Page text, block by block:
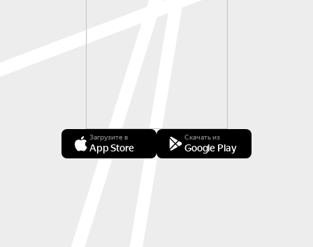
Загрузите в
App Store
Скачать из
Google Play